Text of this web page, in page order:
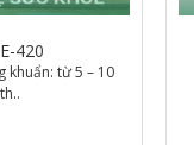
420
khuẩn: từ 5 – 10